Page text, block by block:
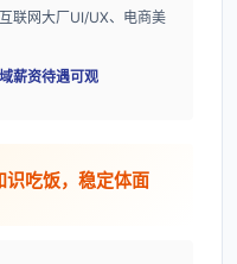
联网大厂UI/UX、电商美
薪资待遇可观
吃饭，稳定体面